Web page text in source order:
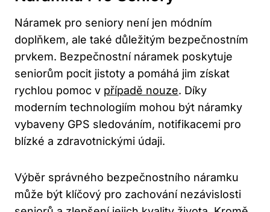
Náramek pro seniory není jen módním
doplňkem, ale také důležitým bezpečnostním
prvkem. Bezpečnostní náramek poskytuje
seniorům pocit jistoty a pomáhá jim získat
rychlou pomoc v případě nouze. Díky
moderním technologiím mohou být náramky
vybaveny GPS sledováním, notifikacemi pro
blízké a zdravotnickými údaji.
Výběr správného bezpečnostního náramku
může být klíčový pro zachování nezávislosti